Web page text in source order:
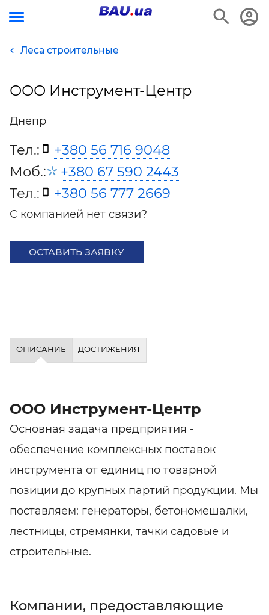
Леса строительные
ООО Инструмент-Центр
Днепр
Тел.:
+380 56 716 9048
Моб.:
+380 67 590 2443
Тел.:
+380 56 777 2669
С компанией нет связи?
ОСТАВИТЬ ЗАЯВКУ
ОПИСАНИЕ ДОСТИЖЕНИЯ
ООО Инструмент-Центр
Основная задача предприятия -
обеспечение комплексных поставок
инструмента от единиц по товарной
позиции до крупных партий продукции. Мы
поставляем: генераторы, бетономешалки,
лестницы, стремянки, тачки садовые и
строительные.
Компании, предоставляющие